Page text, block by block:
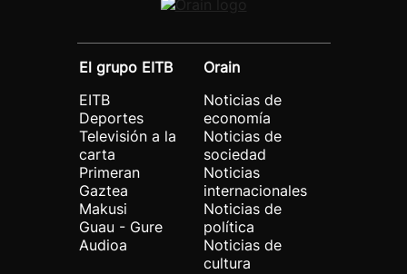
El grupo EITB
EITB
Deportes
Televisión a la
carta
Primeran
Gaztea
Makusi
Guau - Gure
Audioa
Orain
Noticias de
economía
Noticias de
sociedad
Noticias
internacionales
Noticias de
política
Noticias de
cultura